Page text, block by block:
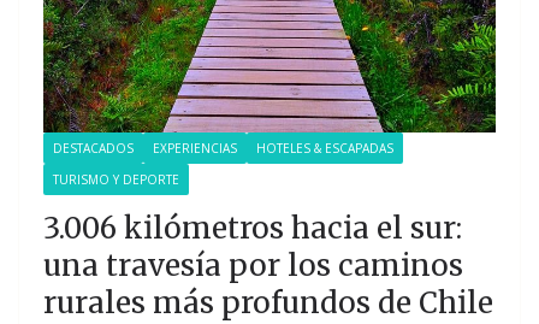
DESTACADOS EXPERIENCIAS
HOTELES & ESCAPADAS
TURISMO Y DEPORTE
3.006 kilómetros hacia el sur:
una travesía por los caminos
rurales más profundos de Chile